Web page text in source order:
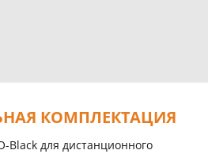
КОМПЛЕКТАЦИЯ
Black для дистанционного